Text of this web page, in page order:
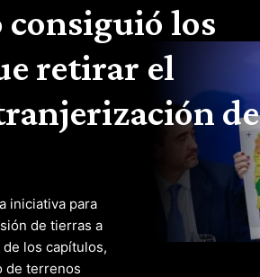
los
retirar el
de
iniciativa para
de tierras a
los capítulos,
de terrenos